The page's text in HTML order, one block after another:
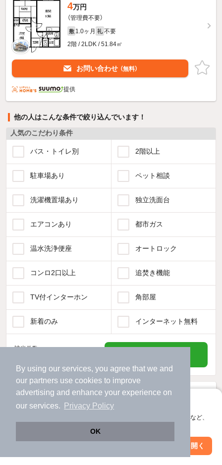
By using our services, you agree that we and
our partners use cookies to improve
advertising and enhance your experience on
our services.
Privacy Policy
OK
アプリに切り替えて、サクサクお部屋探し
会員登録なしですぐ使える。マップ検索やお気に入り保存など、
アプリを開く
4万円
（管理費不要）
敷 1.0ヶ月 礼 不要
2階 / 2LDK / 51.84㎡
お問い合わせ （無料）
提供
他の人はこんな条件で絞り込んでいます！
人気のこだわり条件
バス・トイレ別 2階以上
駐車場あり ペット相談
洗濯機置場あり 独立洗面台
エアコンあり 都市ガス
温水洗浄便座 オートロック
コンロ2口以上 追焚き機能
TV付インターホン 角部屋
新着のみ インターネット無料
該当件数:
絞り込み条件を変更